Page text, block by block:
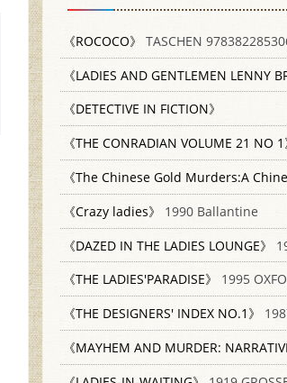
《ROCOCO》
TASCHEN
《LADIES AND GENTLEMEN LENNY
《DETECTIVE IN FICTION》
《THE CONRADIAN VOLUME 21 NO 1
《Crazy ladies》
1990 Ballantine
《DAZED IN THE LADIES LOUNGE》
1979
《THE LADIES'PARADISE》
1995 OXFORD
《THE DESIGNERS' INDEX NO.1》
1987